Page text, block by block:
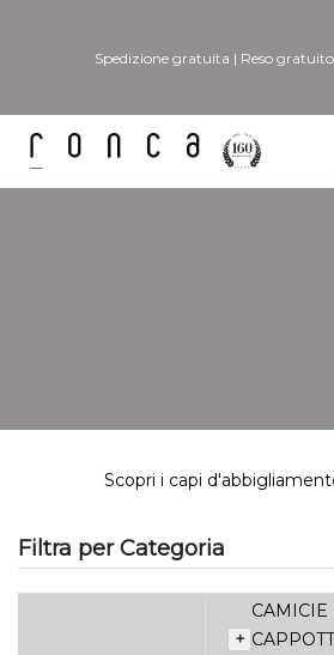
Spedizione gratuita | Reso gratuito
Scopri i capi
Filtra per Categoria
CAMICIE
+